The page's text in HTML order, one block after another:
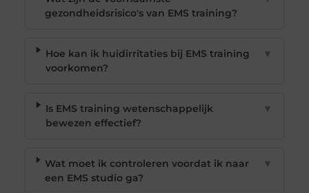
gezondheidsrisico's van EMS training?
Hoe kan ik huidirritaties bij EMS training
voorkomen?
▼
Is EMS training wetenschappelijk
bewezen effectief?
▼
Wat moet ik controleren voordat ik naar
een EMS studio ga?
▼